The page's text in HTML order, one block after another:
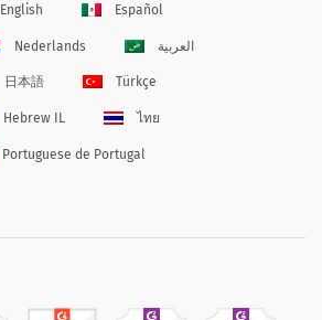
English Español
Nederlands العربية
日本語 Türkçe
Hebrew IL ไทย
Portuguese de Portugal